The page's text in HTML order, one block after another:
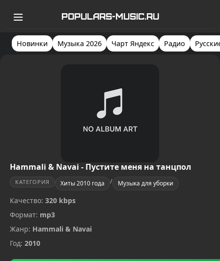
POPULARS-MUSIC.RU
Новинки Музыка 2026 Чарт Яндекс Радио
Hammali & Navai - Пустите меня на танцпол
КАТЕГОРИЯ Хиты 2010 года / Музыка для уборки
Качество: 320 kbps
Формат: mp3
Жанр: Hammali & Navai
Год: 2010